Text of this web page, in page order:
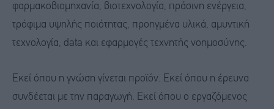
φαρμακοβιομηχανία, βιοτεχνολογία, πράσινη ενέργεια,
τρόφιμα υψηλής ποιότητας, προηγμένα υλικά, αμυντική
τεχνολογία, data και εφαρμογές τεχνητής νοημοσύνης.
Εκεί όπου η γνώση γίνεται προϊόν. Εκεί όπου η έρευνα
συνδέεται με την παραγωγή. Εκεί όπου ο εργαζόμενος